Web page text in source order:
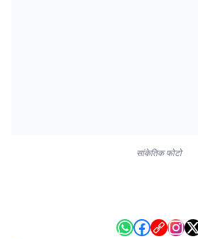
सांकेतिक फोटो